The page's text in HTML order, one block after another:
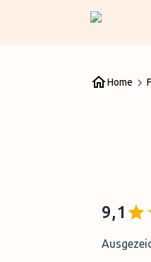
Home
9,1